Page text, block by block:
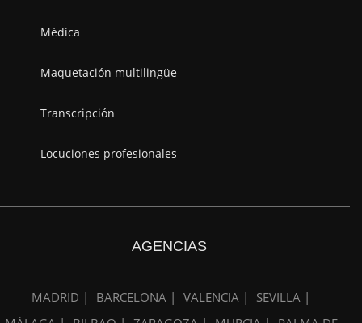
Médica
Maquetación multilingüe
Transcripción
Locuciones profesionales
AGENCIAS
MADRID | BARCELONA | VALENCIA |
SEVILLA |